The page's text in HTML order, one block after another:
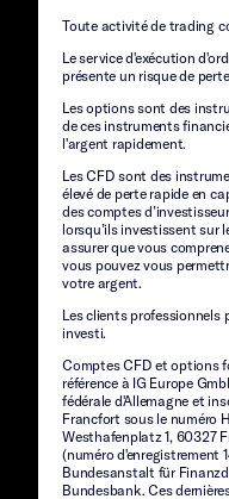
Toute activité de trading
Le service d'exécution
présente un risque de
Les options sont des
de ces instruments
l'argent rapidement.
Les CFD sont des
élevé de perte rapide en
des comptes
lorsqu’ils investissent sur
assurer que vous
vous pouvez vous
votre argent.
Les clients professionnels
investi.
Comptes CFD et options
référence à IG Europe
fédérale d'Allemagne et
Francfort sous le numéro
Westhafenplatz 1, 60327
(numéro d'enregistrement
Bundesanstalt für
Bundesbank. Ces